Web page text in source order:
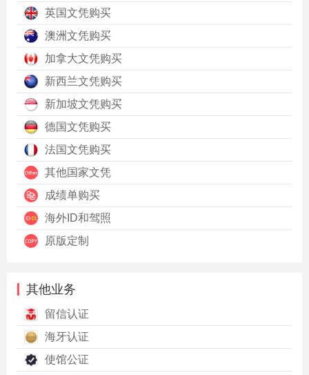
英国文凭购买
澳洲文凭购买
加拿大文凭购买
新西兰文凭购买
新加坡文凭购买
德国文凭购买
法国文凭购买
其他国家文凭
成绩单购买
海外ID和驾照
原版定制
其他业务
留信认证
海牙认证
使馆公证